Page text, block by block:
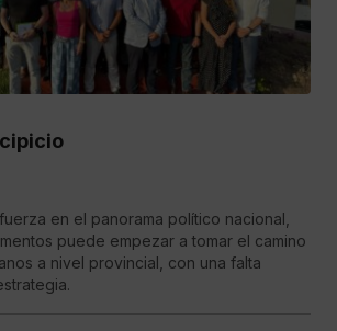
en el panorama político nacional,
puede empezar a tomar el camino
a nivel provincial, con una falta